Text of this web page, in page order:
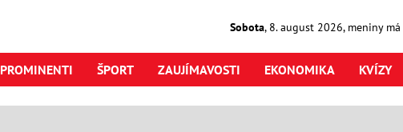
Sobota, 8. august2026, meniny má
PROMINENTI ŠPORT ZAUJÍMAVOSTI EKONOMIKA KVÍZY